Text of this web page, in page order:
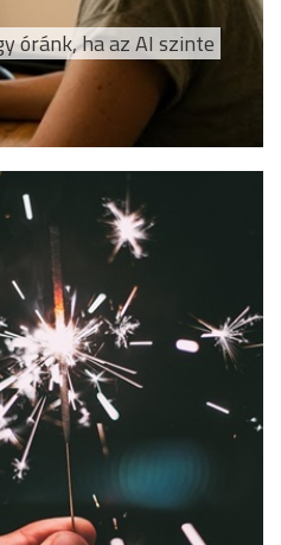
óránk, ha az AI szinte